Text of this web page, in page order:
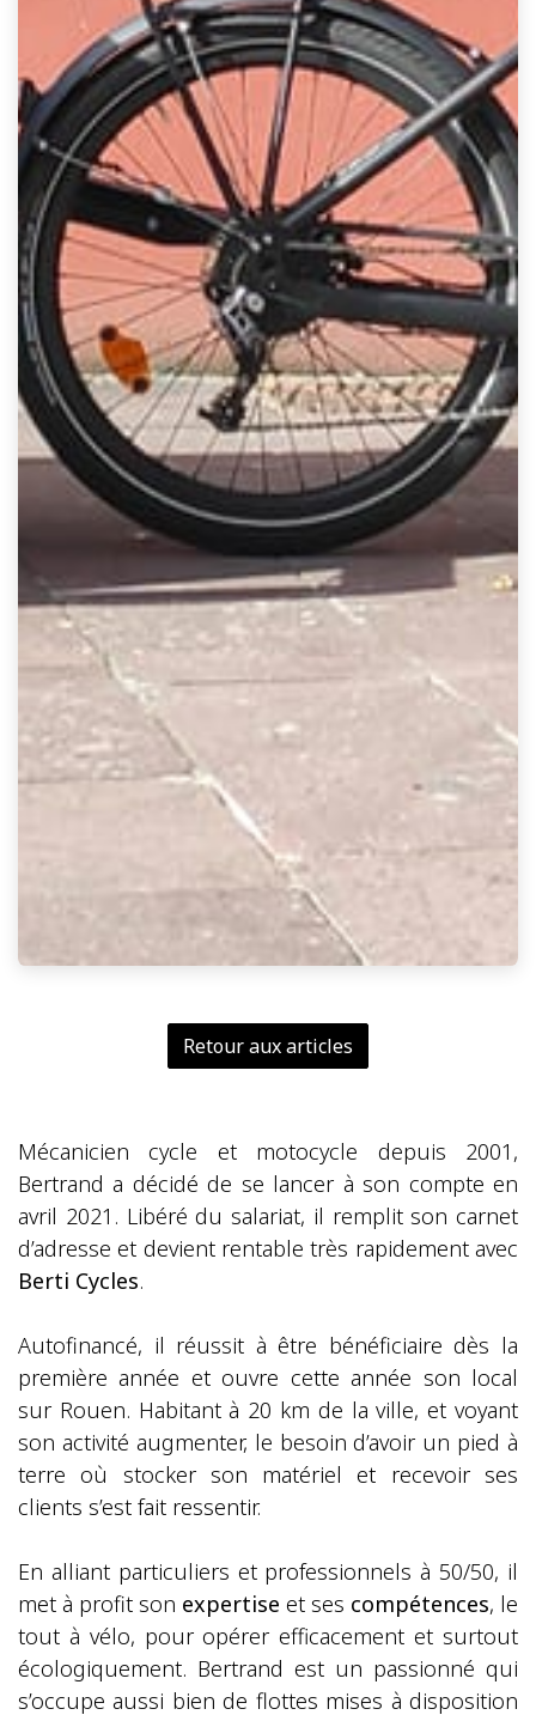
Retour aux articles
Mécanicien cycle et motocycle depuis 2001,
Bertrand a décidé de se lancer à son compte en
avril 2021. Libéré du salariat, il remplit son carnet
d’adresse et devient rentable très rapidement avec
Berti Cycles.
Autofinancé, il réussit à être bénéficiaire dès la
première année et ouvre cette année son local
sur Rouen. Habitant à 20 km de la ville, et voyant
son activité augmenter, le besoin d’avoir un pied à
terre où stocker son matériel et recevoir ses
clients s’est fait ressentir.
En alliant particuliers et professionnels à 50/50, il
met à profit son expertise et ses compétences, le
tout à vélo, pour opérer efficacement et surtout
écologiquement. Bertrand est un passionné qui
s’occupe aussi bien de flottes mises à disposition